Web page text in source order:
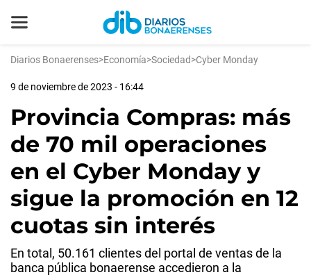
Diarios Bonaerenses>Economía>Sociedad>Cyber Monday
9 de noviembre de 2023 - 16:44
Provincia Compras: más
de 70 mil operaciones
en el Cyber Monday y
sigue la promoción en 12
cuotas sin interés
En total, 50.161 clientes del portal de ventas de la
banca pública bonaerense accedieron a la